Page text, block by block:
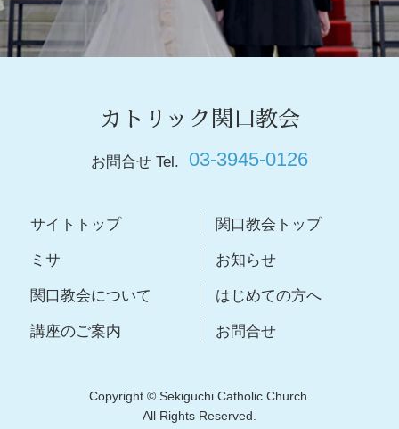
カトリック関口教会
お問合せ Tel. 03-3945-0126
サイトトップ 関口教会トップ
ミサ お知らせ
関口教会について はじめての方へ
講座のご案内 お問合せ
Copyright © Sekiguchi Catholic Church.
All Rights Reserved.